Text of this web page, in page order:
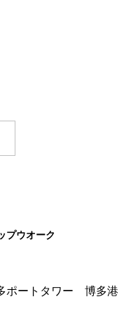
プウオーク
ポートタワー 博多港